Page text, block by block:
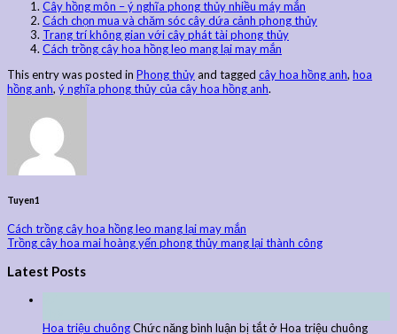
Cây hồng môn – ý nghĩa phong thủy nhiều máy mắn
Cách chọn mua và chăm sóc cây dứa cảnh phong thủy
Trang trí không gian với cây phát tài phong thủy
Cách trồng cây hoa hồng leo mang lại may mắn
This entry was posted in Phong thủyand tagged cây hoa hồng anh, hoa
hồng anh, ý nghĩa phong thủy của cây hoa hồng anh.
Tuyen1
Cách trồng cây hoa hồng leo mang lại may mắn
Trồng cây hoa mai hoàng yến phong thủy mang lại thành công
Latest Posts
Hoa triệu chuôngChức năng bình luận bị tắtở Hoa triệu chuông